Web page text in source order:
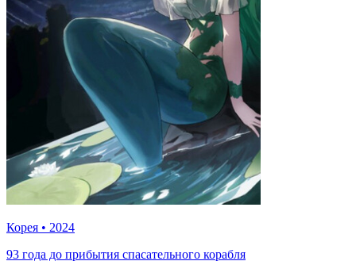
Корея • 2024
93 года до прибытия спасательного корабля